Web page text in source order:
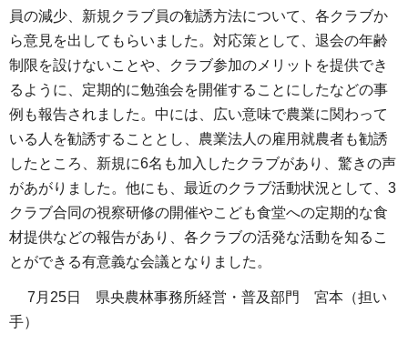
員の減少、新規クラブ員の勧誘方法について、各クラブか
ら意見を出してもらいました。対応策として、退会の年齢
制限を設けないことや、クラブ参加のメリットを提供でき
るように、定期的に勉強会を開催することにしたなどの事
例も報告されました。中には、広い意味で農業に関わって
いる人を勧誘することとし、農業法人の雇用就農者も勧誘
したところ、新規に6名も加入したクラブがあり、驚きの声
があがりました。他にも、最近のクラブ活動状況として、3
クラブ合同の視察研修の開催やこども食堂への定期的な食
材提供などの報告があり、各クラブの活発な活動を知るこ
とができる有意義な会議となりました。
7月25日 県央農林事務所経営・普及部門 宮本（担い
手）